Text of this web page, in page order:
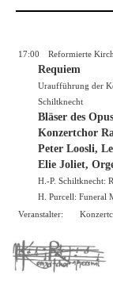
17:00 Reformierte
Requiem
Uraufführung der
Schiltknecht
Bläser des
Konzertchor
Peter Loosli,
Elie Joliet,
H.-P. Schiltknecht:
H. Purcell: Funeral
Veranstalter: